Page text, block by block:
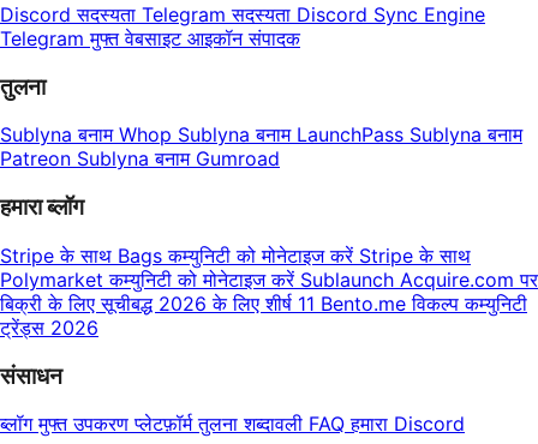
Discord सदस्यता Telegram सदस्यता Discord Sync Engine
Telegram मुफ्त वेबसाइट आइकॉन संपादक
तुलना
Sublyna बनाम Whop Sublyna बनाम LaunchPass Sublyna बनाम
Patreon Sublyna बनाम Gumroad
हमारा ब्लॉग
Stripe के साथ Bags कम्युनिटी को मोनेटाइज करें Stripe के साथ
Polymarket कम्युनिटी को मोनेटाइज करें Sublaunch Acquire.com पर
बिक्री के लिए सूचीबद्ध 2026 के लिए शीर्ष 11 Bento.me विकल्पकम्युनिटी
ट्रेंड्स 2026
संसाधन
ब्लॉगमुफ्त उपकरणप्लेटफ़ॉर्म तुलनाशब्दावली FAQहमारा Discord